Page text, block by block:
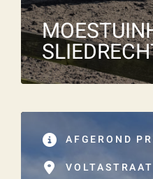
AFGEROND
VOLTASTRAAT